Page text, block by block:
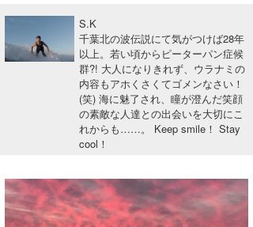
WAVE HUNTER波予想ツール
気象情報
サーフィンエリアガイド
今月のプレゼント
S.K
千葉北の波伝説にて気がつけば28年
以上。若い頃からピーターパン症候
群?! 大人になりきれず、ウラナミの
内容もアホくさくてゴメンなさい！
(笑) 海に魅了され、瞳が澄んだ笑顔
の素敵な人達との出会いを大切にこ
れからも……。 Keep smile！ Stay
cool！
アート＆エンタメ
コラム
ショップ情報
ショップ情報
湘南
千葉北
お知らせ
その他